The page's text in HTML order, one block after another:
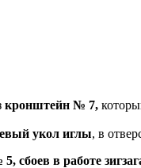
кронштейн № 7,
укол иглы, в
в работе